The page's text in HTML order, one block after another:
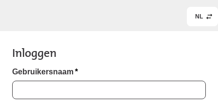
NL
Inloggen
Gebruikersnaam*